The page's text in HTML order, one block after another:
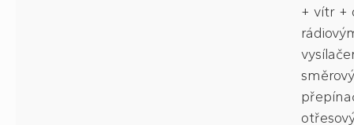
+ vítr +
směrový